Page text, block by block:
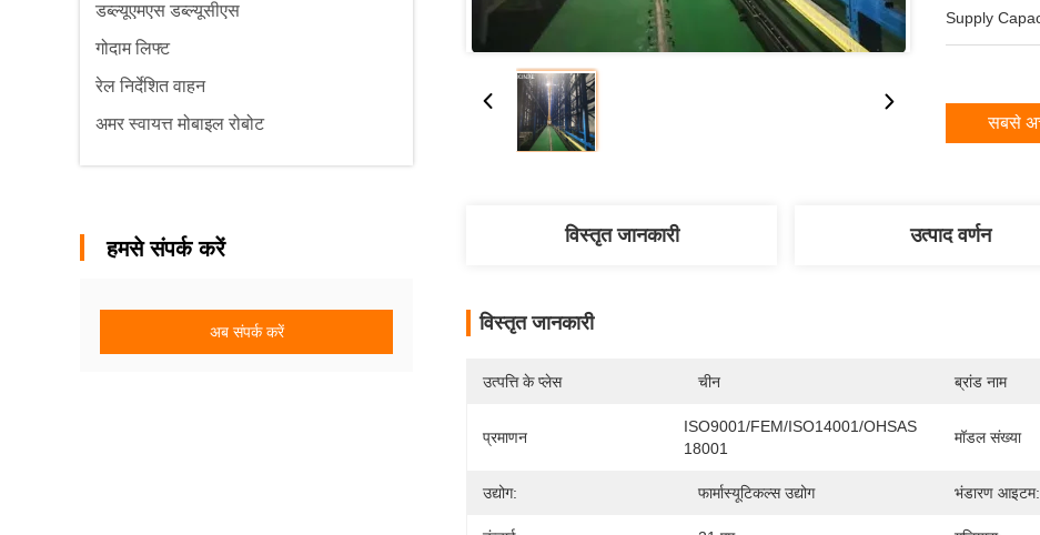
डब्ल्यूएमएस डब्ल्यूसीएस
गोदाम लिफ्ट
रेल निर्देशित वाहन
अमर स्वायत्त मोबाइल रोबोट
हमसे संपर्क करें
अब संपर्क करें
Supply
सबसे
विस्तृत जानकारी उत्पाद वर्णन
विस्तृत जानकारी
उत्पत्ति के प्लेस चीन ब्रांड नाम
प्रमाणन
ISO9001/FEM/ISO14001/OHSAS
18001
मॉडल संख्या
उद्योग: फार्मास्यूटिकल्स उद्योग भंडारण आइटम: